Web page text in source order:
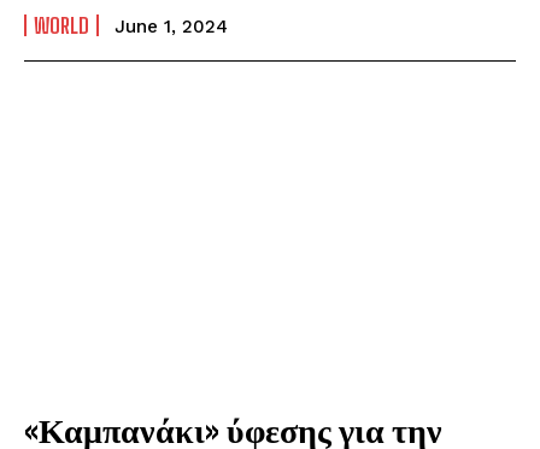
WORLD June 1, 2024
«Καμπανάκι» ύφεσης για την